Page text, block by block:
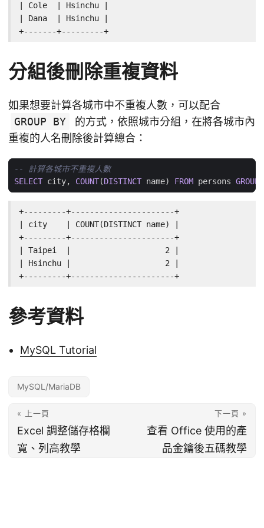
| Cole  | Hsinchu |
| Dana  | Hsinchu |
+-------+---------+
分組後刪除重複資料
如果想要計算各城市中不重複人數，可以配合
GROUP BY
的方式，依照城市分組，在將各城市內
重複的人名刪除後計算總合：
SELECT city, COUNT(DISTINCT name) FROM persons GROUP
+---------+----------------------+
| city    | COUNT(DISTINCT name) |
+---------+----------------------+
| Taipei  |                    2 |
| Hsinchu |                    2 |
+---------+----------------------+
參考資料
MySQL Tutorial
MySQL/MariaDB
« 上一頁
Excel 調整儲存格欄
寬、列高教學
下一頁 »
查看 Office 使用的產
品金鑰後五碼教學